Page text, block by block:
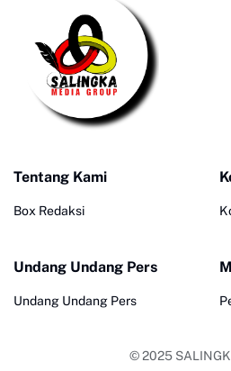
Tentang Kami
Box Redaksi
Undang Undang Pers
Undang Undang Pers
© 2025